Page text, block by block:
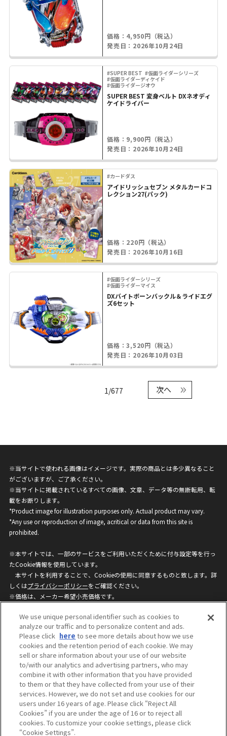
価格：4,950円（税込）
発売日：2026年10月24日
#SUPER BEST #仮面ライダーシリーズ
#仮面ライダーディケイド
#仮面ライダージオウ
SUPER BEST 変身ベルト DXネオディ
ケイドライバー
価格：9,900円（税込）
発売日：2026年10月24日
#カードダス
アイドリッシュセブン メタルカードコ
レクション27(パック)
価格：220円（税込）
発売日：2026年10月16日
#仮面ライダーシリーズ
#仮面ライダーマイス
DXバイトボーンバックル＆ライドエグ
ズ6セット
価格：3,520円（税込）
発売日：2026年10月03日
1/677 次へ
※当サイトで使われる画像はイメージです。実際の商品とは多少異なること
がございますが、ご了承ください。
※当サイトに掲載されているすべての画像、文章、データ等の無断転用、転
載をお断りします。
*Product image for illustration purposes only. Actual product may vary.
*Any use or reproduction of image, acritical or data from this site is
prohibited.
※本サイトでは、一部のサービスをご利用いただくために付与設定等を行っ
たCookie情報を使用しています。
本サイトを利用することで、Cookieの使用に同意するものと致します。詳
しくはプライバシーポリシーをご確認ください。
※価格は、メーカー希望小売価格です。
ざいますのでご了承ください。
privacypolicy
Do Not Sell or Share My
Personal Information
ウェブサイトご利用条件
ソーシャルメディアポリシー
個人情報保護方針
お問い合わせ
©BANDAI
We use unique personal identifier such as cookies to
analyze our traffic and to personalize content and ads.
Please click here to see more details about how we use
cookies and the retention period of each cookie. We may
sell or share information about your use of our website
to/with our analytics and advertising partners, who may
combine it with other information that you have provided
to them or that they have collected from your use of their
services. However, we do not set and use cookies for our
users under 16 years of age. Please click “Reject All
Cookies” if you are under the age of 16 or to reject all
cookies. To customize your cookie settings, please click
“Cookie Settings”.